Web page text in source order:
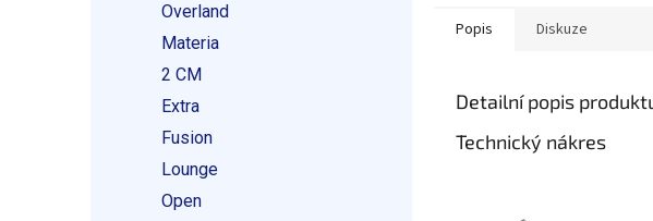
Overland
Materia
2 CM
Extra
Fusion
Lounge
Open
Popis Diskuze
Detailní popis
Technický nákres